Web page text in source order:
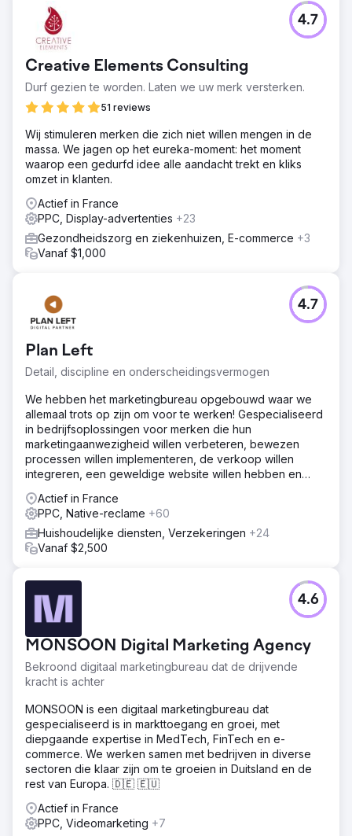
Uitdaging
De fintech-industrie is iets bijzonders: het woord
'zakelijke lening' staat al jaren bovenaan de lijst van
duurste zoekwoorden in Zweden. Toen we met deze
klant begonnen, bedroeg de gemiddelde kosten per klik
626 Zweedse kronen. Maar liefst 65 van de 100 duurste
woorden in Zweden bevatten het woord 'lening' in een
of andere vorm. Dat zegt iets over hoe competitief de
sector is, dus onze Google Ads-experts stroopten de
mouwen op.
Oplossing
Onze missie was om Froda's Google Ads-account te
optimaliseren om zoveel mogelijk relevant verkeer
binnen het budget te genereren en nieuwe klanten te
werven tegen de laagst mogelijke kosten. We werkten
datagedreven volgens onze gevestigde methodologie
en ons eigen Google Ads-algoritme. We combineerden
personaliseren van advertentieboodschappen en het
optimaliseren van landingspagina's. Onze focus lag
primair op de kosten per conversie voor Froda.
Resultaat
Binnen twee maanden hadden we – met hetzelfde
advertentiebudget – al 38% meer conversies
verlaagd. Sinds de samenwerking met Froda is de
uitdaging niet kleiner geworden, integendeel. Na
anderhalf jaar samen zijn we er trots op dat we het aantal
aanmeldingen via Google Ads hebben vervijfvoudigd
(+478%).
Creative Elements Consulting
Durf gezien te worden. Laten we uw merk versterken.
51 reviews
4.7
Wij stimuleren merken die zich niet willen mengen in de
massa. We jagen op het eureka-moment: het moment
waarop een gedurfd idee alle aandacht trekt en kliks
omzet in klanten.
Actief in France
PPC, Display-advertenties +23
Gezondheidszorg en ziekenhuizen, E-commerce +3
Vanaf $1,000
Plan Left
Detail, discipline en onderscheidingsvermogen
4.7
We hebben het marketingbureau opgebouwd waar we
allemaal trots op zijn om voor te werken! Gespecialiseerd
in bedrijfsoplossingen voor merken die hun
marketingaanwezigheid willen verbeteren, bewezen
processen willen implementeren, de verkoop willen
integreren, een geweldige website willen hebben en
Actief in France
PPC, Native-reclame +60
Huishoudelijke diensten, Verzekeringen +24
Vanaf $2,500
MONSOON Digital Marketing Agency
Bekroond digitaal marketingbureau dat de drijvende
kracht is achter
4.6
MONSOON is een digitaal marketingbureau dat
gespecialiseerd is in markttoegang en groei, met
diepgaande expertise in MedTech, FinTech en e-
commerce. We werken samen met bedrijven in diverse
sectoren die klaar zijn om te groeien in Duitsland en de
rest van Europa. 🇩🇪 🇪🇺
Actief in France
PPC, Videomarketing +7